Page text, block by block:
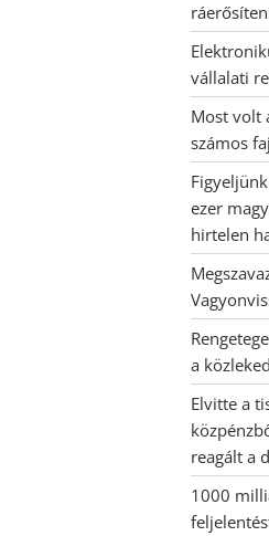
vállalati
Most volt
számos
ezer
hirtelen
a
Elvitte a
reagált a
1000